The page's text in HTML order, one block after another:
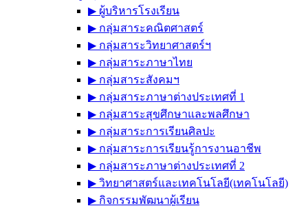
▶︎ ผู้บริหารโรงเรียน
▶︎ กลุ่มสาระคณิตศาสตร์
▶︎ กลุ่มสาระวิทยาศาสตร์ฯ
▶︎ กลุ่มสาระภาษาไทย
▶︎ กลุ่มสาระสังคมฯ
▶︎ กลุ่มสาระภาษาต่างประเทศที่ 1
▶︎ กลุ่มสาระสุขศึกษาและพลศึกษา
▶︎ กลุ่มสาระการเรียนศิลปะ
▶︎ กลุ่มสาระการเรียนรู้การงานอาชีพ
▶︎ กลุ่มสาระภาษาต่างประเทศที่ 2
▶︎ วิทยาศาสตร์และเทคโนโลยี(เทคโนโลยี)
▶︎ กิจกรรมพัฒนาผู้เรียน